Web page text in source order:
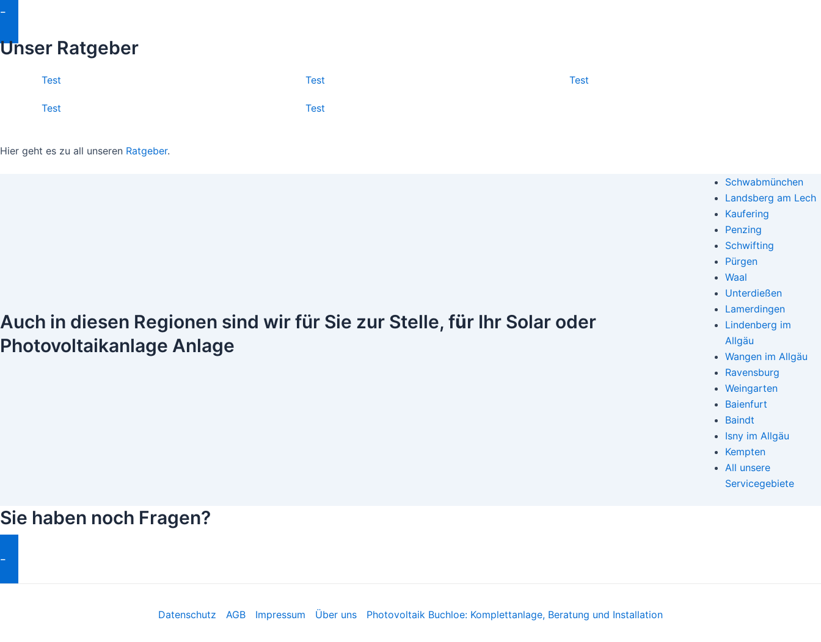
Fragen Stellen
Unser Ratgeber
Test Test Test
Test Test
Hier geht es zu all unseren Ratgeber.
Auch in diesen Regionen sind wir für Sie zur Stelle, für Ihr Solar oder
Photovoltaikanlage Anlage
Schwabmünchen
Landsberg am Lech
Kaufering
Penzing
Schwifting
Pürgen
Waal
Unterdießen
Lamerdingen
Lindenberg im
Allgäu
Wangen im Allgäu
Ravensburg
Weingarten
Baienfurt
Baindt
Isny im Allgäu
Kempten
All unsere
Servicegebiete
Sie haben noch Fragen?
Fragen Stellen
Datenschutz AGB Impressum Über uns Photovoltaik Buchloe: Komplettanlage, Beratung und Installation